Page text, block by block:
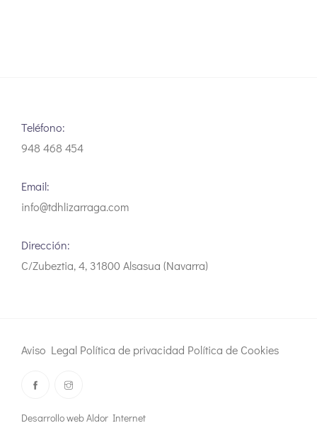
Teléfono:
948 468 454
Email:
info@tdhlizarraga.com
Dirección:
C/Zubeztia, 4, 31800 Alsasua (Navarra)
Aviso Legal Política de privacidad Política de Cookies
Desarrollo web Aldor Internet